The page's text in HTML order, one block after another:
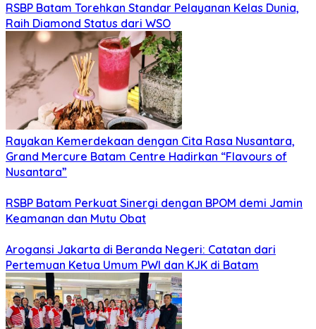
RSBP Batam Torehkan Standar Pelayanan Kelas Dunia,
Raih Diamond Status dari WSO
Rayakan Kemerdekaan dengan Cita Rasa Nusantara,
Grand Mercure Batam Centre Hadirkan “Flavours of
Nusantara”
RSBP Batam Perkuat Sinergi dengan BPOM demi Jamin
Keamanan dan Mutu Obat
Arogansi Jakarta di Beranda Negeri: Catatan dari
Pertemuan Ketua Umum PWI dan KJK di Batam